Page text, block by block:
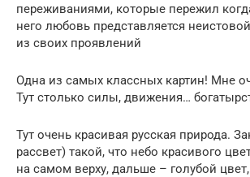
переживаниями, которые пережил
него любовь представляется
из своих проявлений
Одна из самых классных картин! Мне
Тут столько силы, движения…
Тут очень красивая русская природа.
рассвет) такой, что небо красивого
на самом верху, дальше – голубой